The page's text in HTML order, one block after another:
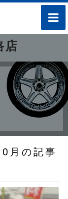
toggle
店
月の記事